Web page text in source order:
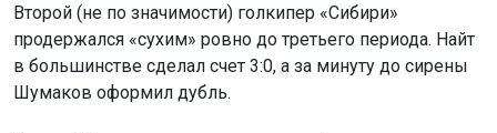
Второй (не по значимости) голкипер «Сибири»
продержался «сухим» ровно до третьего периода. Найт
в большинстве сделал счет 3:0, а за минуту до сирены
Шумаков оформил дубль.